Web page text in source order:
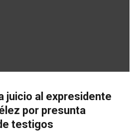
juicio al expresidente
por presunta
testigos